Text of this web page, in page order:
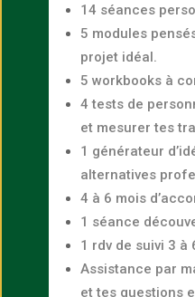
14 séances
5 modules
projet idéal.
5 workbooks à
4 tests de
et mesurer tes
1 générateur
alternatives
4 à 6 mois
1 séance
1 rdv de suivi 3 à
Assistance par
et tes questions